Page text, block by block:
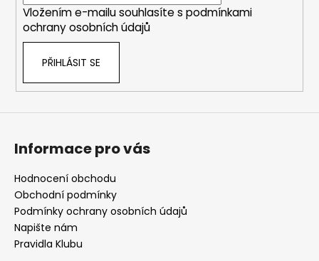
Vložením e-mailu souhlasíte s podmínkami
ochrany osobních údajů
PŘIHLÁSIT SE
Informace pro vás
Hodnocení obchodu
Obchodní podmínky
Podmínky ochrany osobních údajů
Napište nám
Pravidla Klubu